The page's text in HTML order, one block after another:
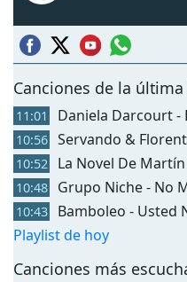
Canciones de la
11:01 Daniela Darcourt
10:56 Servando &
10:52 La Novel De Martín
10:48 Grupo Niche - No
10:43
Bamboleo - Usted
Playlist de hoy
Canciones más